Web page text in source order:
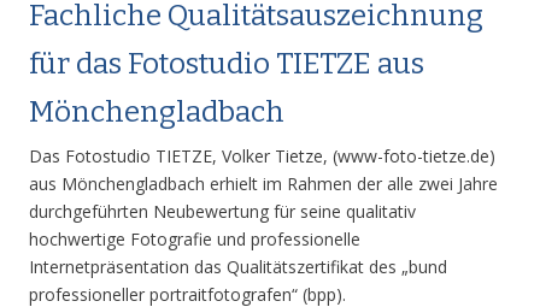
Fachliche Qualitätsauszeichnung
für das Fotostudio TIETZE aus
Mönchengladbach
Das Fotostudio TIETZE, Volker Tietze, (www-foto-tietze.de)
aus Mönchengladbach erhielt im Rahmen der alle zwei Jahre
durchgeführten Neubewertung für seine qualitativ
hochwertige Fotografie und professionelle
Internetpräsentation das Qualitätszertifikat des „bund
professioneller portraitfotografen“ (bpp).